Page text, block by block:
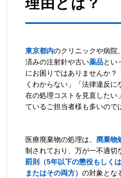
理由とは？
東京都内のクリニックや病院
済みの注射針や古い薬品とい
にお困りではありませんか？
くわからない」「法律違反
在の処理コストを見直したい
ているご担当者様も多いので
医療廃棄物の処理は、 廃棄物
制されており、万が一不適切
罰則（5年以下の懲役もしく
またはその両方）の対象とな